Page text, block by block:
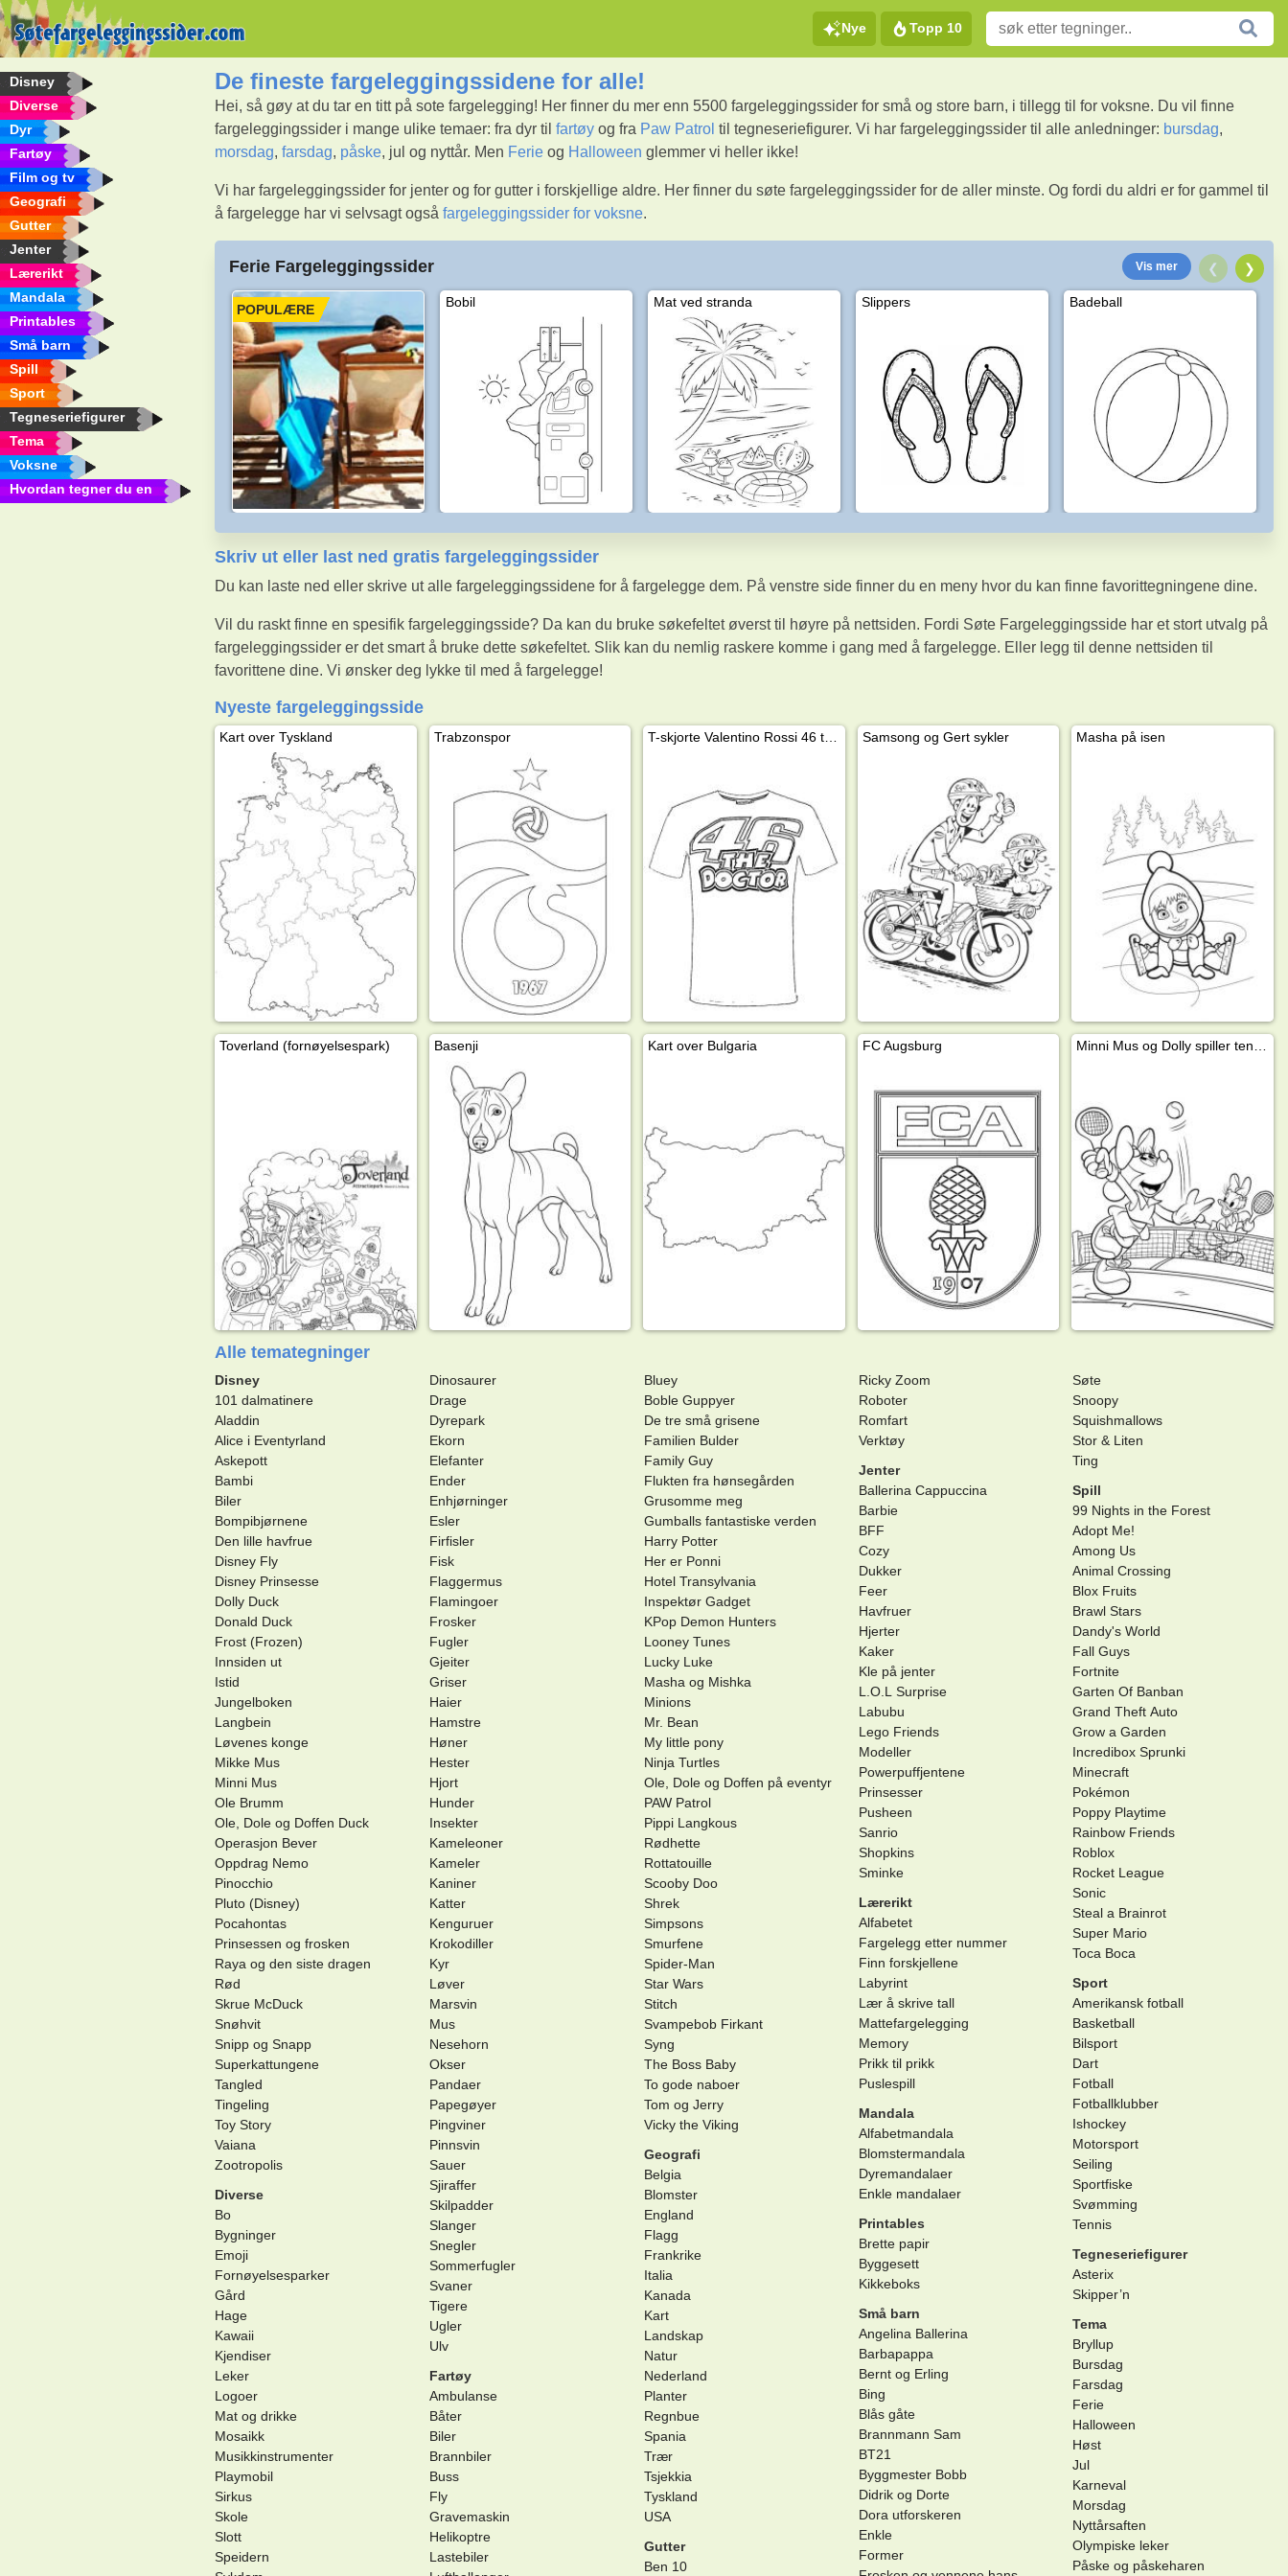
Nye Topp 10
Disney
Diverse
Dyr
Fartøy
Film og tv
Geografi
Gutter
Jenter
Lærerikt
Mandala
Printables
Små barn
Spill
Sport
Tegneseriefigurer
Tema
Voksne
Hvordan tegner du en
De fineste fargeleggingssidene for alle!
Hei, så gøy at du tar en titt på sote fargelegging! Her finner du mer enn 5500 fargeleggingssider for små og store barn, i tillegg til for voksne. Du vil finne
fargeleggingssider i mange ulike temaer: fra dyr tilfartøy og fra Paw Patrol til tegneseriefigurer. Vi har fargeleggingssider til alle anledninger: bursdag,
morsdag,farsdag, påske, jul og nyttår. Men Ferie og Halloween glemmer vi heller ikke!
Vi har fargeleggingssider for jenter og for gutter i forskjellige aldre. Her finner du søte fargeleggingssider for de aller minste. Og fordi du aldri er for gammel til
å fargelegge har vi selvsagt ogsåfargeleggingssider for voksne.
Ferie Fargeleggingssider Vis mer ❮ ❯
POPULÆRE Bobil Mat ved stranda Slippers Badeball
Skriv ut eller last ned gratis fargeleggingssider
Du kan laste ned eller skrive ut alle fargeleggingssidene for å fargelegge dem. På venstre side finner du en meny hvor du kan finne favorittegningene dine.
Vil du raskt finne en spesifik fargeleggingsside? Da kan du bruke søkefeltet øverst til høyre på nettsiden. Fordi Søte Fargeleggingsside har et stort utvalg på
fargeleggingssider er det smart å bruke dette søkefeltet. Slik kan du nemlig raskere komme i gang med å fargelegge. Eller legg til denne nettsiden til
favorittene dine. Vi ønsker deg lykke til med å fargelegge!
Nyeste fargeleggingsside
Kart over Tyskland Trabzonspor Samsong og Gert sykler Masha på isen
Toverland (fornøyelsespark) Basenji Kart over Bulgaria FC Augsburg
Alle temategninger
Disney
101 dalmatinere
Aladdin
Alice i Eventyrland
Askepott
Bambi
Biler
Bompibjørnene
Den lille havfrue
Disney Fly
Disney Prinsesse
Dolly Duck
Donald Duck
Frost (Frozen)
Innsiden ut
Istid
Jungelboken
Langbein
Løvenes konge
Mikke Mus
Minni Mus
Ole Brumm
Ole, Dole og Doffen Duck
Operasjon Bever
Oppdrag Nemo
Pinocchio
Pluto (Disney)
Pocahontas
Prinsessen og frosken
Raya og den siste dragen
Rød
Skrue McDuck
Snøhvit
Snipp og Snapp
Superkattungene
Tangled
Tingeling
Toy Story
Vaiana
Zootropolis
Diverse
Bo
Bygninger
Emoji
Fornøyelsesparker
Gård
Hage
Kawaii
Kjendiser
Leker
Logoer
Mat og drikke
Mosaikk
Musikkinstrumenter
Playmobil
Sirkus
Skole
Slott
Speidern
Dinosaurer
Drage
Dyrepark
Ekorn
Elefanter
Ender
Enhjørninger
Esler
Firfisler
Fisk
Flaggermus
Flamingoer
Frosker
Fugler
Gjeiter
Griser
Haier
Hamstre
Høner
Hester
Hjort
Hunder
Insekter
Kameleoner
Kameler
Kaniner
Katter
Kenguruer
Krokodiller
Kyr
Løver
Marsvin
Mus
Nesehorn
Okser
Pandaer
Papegøyer
Pingviner
Pinnsvin
Sauer
Sjiraffer
Skilpadder
Slanger
Snegler
Sommerfugler
Svaner
Tigere
Ugler
Ulv
Fartøy
Ambulanse
Båter
Biler
Brannbiler
Buss
Fly
Gravemaskin
Helikoptre
Lastebiler
Bluey
Boble Guppyer
De tre små grisene
Familien Bulder
Family Guy
Flukten fra hønsegården
Grusomme meg
Gumballs fantastiske verden
Harry Potter
Her er Ponni
Hotel Transylvania
Inspektør Gadget
KPop Demon Hunters
Looney Tunes
Lucky Luke
Masha og Mishka
Minions
Mr. Bean
My little pony
Ninja Turtles
Ole, Dole og Doffen på eventyr
PAW Patrol
Pippi Langkous
Rødhette
Rottatouille
Scooby Doo
Shrek
Simpsons
Smurfene
Spider-Man
Star Wars
Stitch
Svampebob Firkant
Syng
The Boss Baby
To gode naboer
Tom og Jerry
Vicky the Viking
Geografi
Belgia
Blomster
England
Flagg
Frankrike
Italia
Kanada
Kart
Landskap
Natur
Nederland
Planter
Regnbue
Spania
Trær
Tsjekkia
Tyskland
USA
Gutter
Ben 10
Ricky Zoom
Roboter
Romfart
Verktøy
Jenter
Ballerina Cappuccina
Barbie
BFF
Cozy
Dukker
Feer
Havfruer
Hjerter
Kaker
Kle på jenter
L.O.L Surprise
Labubu
Lego Friends
Modeller
Powerpuffjentene
Prinsesser
Pusheen
Sanrio
Shopkins
Sminke
Lærerikt
Alfabetet
Fargelegg etter nummer
Finn forskjellene
Labyrint
Lær å skrive tall
Mattefargelegging
Memory
Prikk til prikk
Puslespill
Mandala
Alfabetmandala
Blomstermandala
Dyremandalaer
Enkle mandalaer
Printables
Brette papir
Byggesett
Kikkeboks
Små barn
Angelina Ballerina
Barbapappa
Bernt og Erling
Bing
Blås gåte
Brannmann Sam
BT21
Byggmester Bobb
Didrik og Dorte
Dora utforskeren
Enkle
Former
Søte
Snoopy
Squishmallows
Stor & Liten
Ting
Spill
99 Nights in the Forest
Adopt Me!
Among Us
Animal Crossing
Blox Fruits
Brawl Stars
Dandy's World
Fall Guys
Fortnite
Garten Of Banban
Grand Theft Auto
Grow a Garden
Incredibox Sprunki
Minecraft
Pokémon
Poppy Playtime
Rainbow Friends
Roblox
Rocket League
Sonic
Steal a Brainrot
Super Mario
Toca Boca
Sport
Amerikansk fotball
Basketball
Bilsport
Dart
Fotball
Fotballklubber
Ishockey
Motorsport
Seiling
Sportfiske
Svømming
Tennis
Tegneseriefigurer
Asterix
Skipper’n
Tema
Bryllup
Bursdag
Farsdag
Ferie
Halloween
Høst
Jul
Karneval
Morsdag
Nyttårsaften
Olympiske leker
Påske og påskeharen